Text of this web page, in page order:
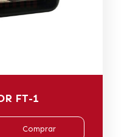
FT-1
Comprar